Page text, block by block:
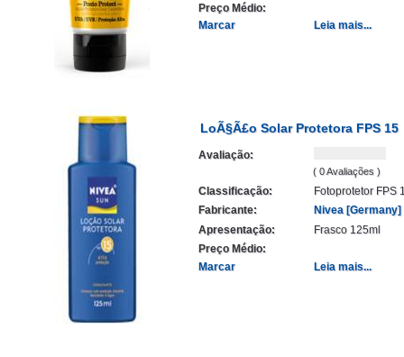
Preço Médio:
Marcar
Leia mais...
LoÃ§Ã£o Solar Protetora FPS 15
Avaliação:
( 0 Avaliações )
Classificação:
Fotoprotetor FPS
Fabricante:
Nivea [Germany]
Apresentação:
Frasco 125ml
Preço Médio:
Marcar
Leia mais...